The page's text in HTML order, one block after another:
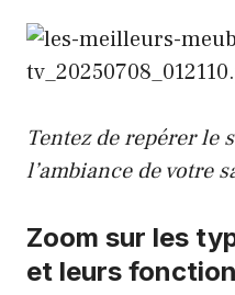
Tentez de repérer le
l’ambiance de votre
Zoom sur les
et leurs